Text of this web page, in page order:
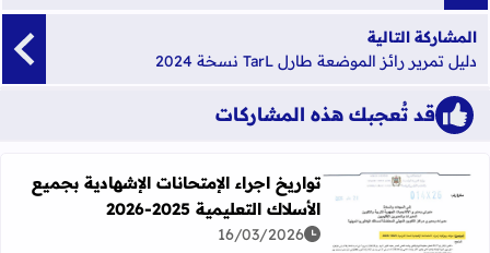
المشاركة التالية
دليل تمرير رائز الموضعة طارل TarL نسخة 2024
قد تُعجبك هذه المشاركات
اقرأ المزيد عن تواريخ اجراء الإمتحانات الإشهادية بجميع الأسلاك
تواريخ اجراء الإمتحانات الإشهادية بجميع
الأسلاك التعليمية 2025-2026
16/03/2026